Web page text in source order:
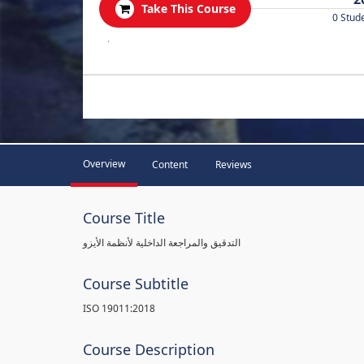
Take This Course
0
.
Overview Content Reviews
Course Title
التدقيق والمراجعة الداخلية لأنظمة الأيزو
Course Subtitle
ISO 19011:2018
Course Description